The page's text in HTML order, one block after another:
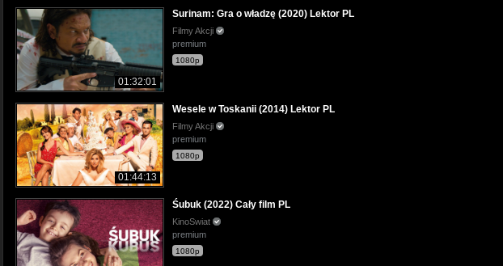
01:32:01
Surinam: Gra o władzę (2020) Lektor PL
Filmy Akcji
premium
1080p
01:44:13
Wesele w Toskanii (2014) Lektor PL
Filmy Akcji
premium
1080p
Śubuk (2022) Cały film PL
KinoSwiat
premium
1080p